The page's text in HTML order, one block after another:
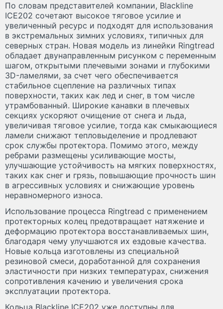
По словам представителей компании, Blackline
ICE202 сочетают высокое тяговое усилие и
увеличенный ресурс и подходят для использования
в экстремальных зимних условиях, типичных для
северных стран. Новая модель из линейки Ringtread
обладает двунаправленным рисунком с переменным
шагом, открытыми плечевыми зонами и глубокими
3D-ламелями, за счет чего обеспечивается
стабильное сцепление на различных типах
поверхности, таких как лед и снег, в том числе
утрамбованный. Широкие канавки в плечевых
секциях ускоряют очищение от снега и льда,
увеличивая тяговое усилие, тогда как смыкающиеся
ламели снижают тепловыделение и продлевают
срок службы протектора. Помимо этого, между
ребрами размещены усиливающие мосты,
улучшающие устойчивость на мягких поверхностях,
таких как снег и грязь, повышающие прочность шин
в агрессивных условиях и снижающие уровень
неравномерного износа.
Использование процесса Ringtread с применением
протекторных колец предотвращает натяжение и
деформацию протектора восстанавливаемых шин,
благодаря чему улучшаются их ездовые качества.
Новые кольца изготовлены из специальной
резиновой смеси, доработанной для сохранения
эластичности при низких температурах, снижения
сопротивления качению и увеличения срока
эксплуатации протектора.